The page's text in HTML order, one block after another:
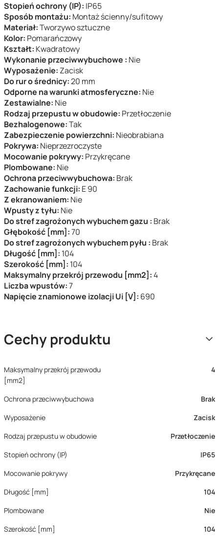
Stopień ochrony (IP): IP65
Sposób montażu: Montaż ścienny/sufitowy
Materiał:Tworzywo sztuczne
Kolor: Pomarańczowy
Kształt: Kwadratowy
Wykonanie przeciwwybuchowe : Nie
Wyposażenie: Zacisk
Do rur o średnicy:20 mm
Odporne na warunki atmosferyczne: Nie
Zestawialne: Nie
Rodzaj przepustu w obudowie: Przetłoczenie
Bezhalogenowe:Tak
Zabezpieczenie powierzchni: Nieobrabiana
Pokrywa: Nieprzezroczyste
Mocowanie pokrywy: Przykręcane
Plombowane: Nie
Ochrona przeciwwybuchowa: Brak
Zachowanie funkcji: E 90
Z ekranowaniem: Nie
Wpusty z tyłu: Nie
Do stref zagrożonych wybuchem gazu : Brak
Głębokość [mm]:70
Do stref zagrożonych wybuchem pyłu : Brak
Długość [mm]: 104
Szerokość [mm]: 104
Maksymalny przekrój przewodu [mm2]:4
Liczba wpustów:7
Napięcie znamionowe izolacji Ui [V]: 690
Cechy produktu
Maksymalny przekrój przewodu
[mm2]
4
Ochrona przeciwwybuchowa
Brak
Wyposażenie
Zacisk
Rodzaj przepustu w obudowie
Przetłoczenie
Stopień ochrony (IP)
IP65
Mocowanie pokrywy
Przykręcane
Długość [mm]
104
Plombowane
Nie
Szerokość [mm]
104